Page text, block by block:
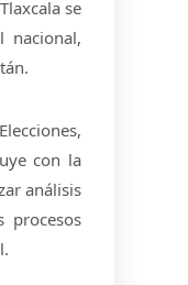
se
nacional,
con la
análisis
procesos